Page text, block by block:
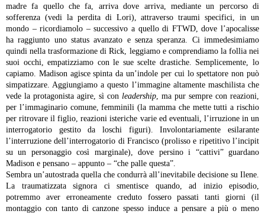
madre fa quello che fa, arriva dove arriva, mediante un percorso di
sofferenza (vedi la perdita di Lori), attraverso traumi specifici, in un
mondo – ricordiamolo – successivo a quello di FTWD, dove l’apocalisse
ha raggiunto uno status avanzato e senza speranza. Ci immedesimiamo
quindi nella trasformazione di Rick, leggiamo e comprendiamo la follia nei
suoi occhi, empatizziamo con le sue scelte drastiche. Semplicemente, lo
capiamo. Madison agisce spinta da un’indole per cui lo spettatore non può
simpatizzare. Aggiungiamo a questo l’immagine altamente maschilista che
vede la protagonista agire, sì con leadership , ma pur sempre con reazioni,
per l’immaginario comune, femminili (la mamma che mette tutti a rischio
per ritrovare il figlio, reazioni isteriche varie ed eventuali, l’irruzione in un
interrogatorio gestito da loschi figuri). Involontariamente esilarante
l’interruzione dell’interrogatorio di Francisco (prolisso e ripetitivo l’incipit
su un personaggio così marginale), dove persino i “cattivi” guardano
Madison e pensano – appunto – “che palle questa”.
Sembra un’autostrada quella che condurrà all’inevitabile decisione su Ilene.
La traumatizzata signora ci smentisce quando, ad inizio episodio,
potremmo aver erroneamente creduto fossero passati tanti giorni (il
montaggio con tanto di canzone spesso induce a pensare a più o meno